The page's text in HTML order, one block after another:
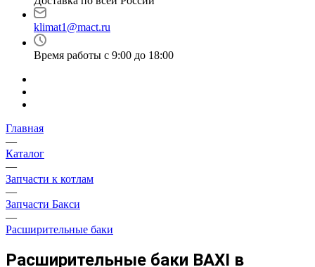
klimat1@mact.ru
Время работы с 9:00 до 18:00
Главная
—
Каталог
—
Запчасти к котлам
—
Запчасти Бакси
—
Расширительные баки
Расширительные баки BAXI в